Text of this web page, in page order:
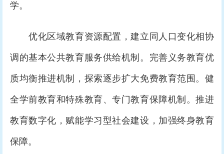
学。
优化区域教育资源配置，建立同人口变化相协
调的基本公共教育服务供给机制。完善义务教育优
质均衡推进机制，探索逐步扩大免费教育范围。健
全学前教育和特殊教育、专门教育保障机制。推进
教育数字化，赋能学习型社会建设，加强终身教育
保障。